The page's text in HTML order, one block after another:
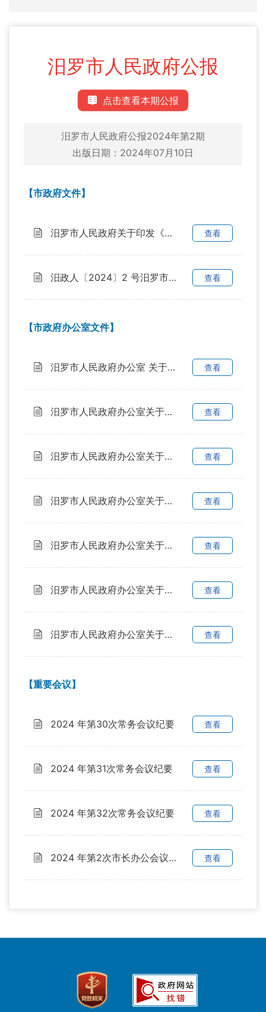
汨罗市人民政府公报
点击查看本期公报
汨罗市人民政府公报2024年第2期
出版日期：2024年07月10日
【市政府文件】
汨罗市人民政府关于印发《陕煤汨罗2×100万千瓦燃煤发电工程项目集体土地征收与房屋拆迁补偿安置方案》的通知 查看
汨政人〔2024〕2 号汨罗市人民政府关于杨剑波等同志职务任免的通知 查看
【市政府办公室文件】
汨罗市人民政府办公室 关于印发《汨罗江（汨罗段）入河（湖）排污口“一口一策” 整治工作方案（第二批） 》的通知 查看
汨罗市人民政府办公室关于印发《汨罗市农村产权流转交易规范化试点实施方案》的通知 查看
汨罗市人民政府办公室关于印发《汨罗市市直行政机关及事业单位公务活动租车管理实施办法》的通知 查看
汨罗市人民政府办公室关于印发《汨罗市客运、公交、驾校企业合并重组实施方案》的通知 查看
汨罗市人民政府办公室关于印发《汨罗市农村自来水延伸扩面工程（ 2024—2025 年） 实施方案》的通知 查看
汨罗市人民政府办公室关于印发《汨罗市2024年预约无偿献血工作安排表》的通知 查看
汨罗市人民政府办公室关于印发《汨罗市农村黑臭水体治理试点配套城乡垃圾清运一体化工作方案》的通知 查看
【重要会议】
2024 年第30次常务会议纪要 查看
2024 年第31次常务会议纪要 查看
2024 年第32次常务会议纪要 查看
2024 年第2次市长办公会议纪要 查看